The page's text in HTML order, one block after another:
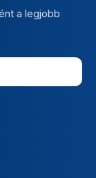
a legjobb